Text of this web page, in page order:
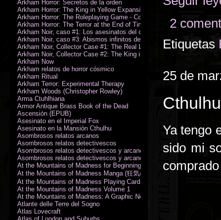
2
Etiquetas
25 de
Ya tengo
sido mi
Arkham Horror: Secretos de la orden
Arkham Horror: The King in Yellow Expansion
Arkham Horror: The Roleplaying Game - Core Rulebook (PDF)
Arkham Horror: The Terror at the End of Time
Arkham Noir, caso #1: Los asesinatos del culto de la bruja
Arkham Noir, caso #3: Abismos infinitos de oscuridad
Arkham Noir, Collector Case #1: The Real Leeds
Arkham Noir, Collector Case #2: The King in Yellow
Arkham Now
Arkham relatos de horror cósmico
Arkham Ritual
Arkham Terror: Experimental Therapy
Arkham Woods (Christopher Rowley)
Arma Ctuhlhiana
Armor Antique Brass Book of the Dead
Ascensión (EPUB)
Asesinato en el Imperial Fox
Asesinato en la Mansión Cthulhu
Asombrosos relatos arcanos
Asombrosos relatos detectivescos
Asombrosos relatos detectivescos y arcanos
Asombrosos relatos detectivescos y arcanos
At the Mountains of Madness for Beginning Readers
At the Mountains of Madness Manga (狂気の山脈)
At the Mountains of Madness Playing Cards
At the Mountains of Madness Volume 1
At the Mountains of Madness: A Graphic Novel
Atlante delle Terre del Sogno
Atlas Lovecraft